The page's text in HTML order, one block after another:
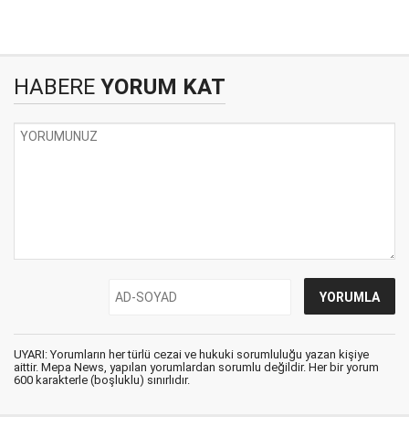
HABERE YORUM KAT
UYARI: Yorumların her türlü cezai ve hukuki sorumluluğu yazan kişiye
aittir. Mepa News, yapılan yorumlardan sorumlu değildir. Her bir yorum
600 karakterle (boşluklu) sınırlıdır.